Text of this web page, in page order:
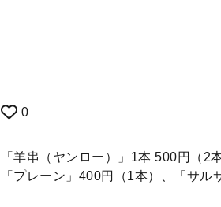
0
「羊串（ヤンロー）」1本 500円（
「プレーン」400円（1本）、「サ